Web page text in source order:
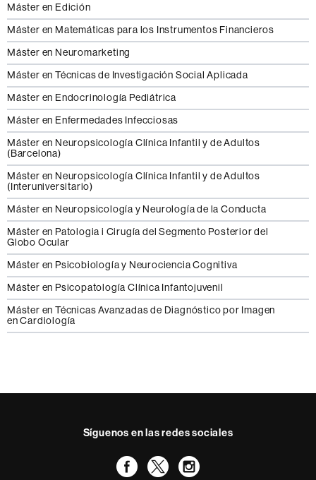
Máster en Edición
Máster en Matemáticas para los Instrumentos Financieros
Máster en Neuromarketing
Máster en Técnicas de Investigación Social Aplicada
Máster en Endocrinología Pediátrica
Máster en Enfermedades Infecciosas
Máster en Neuropsicología Clínica Infantil y de Adultos
(Barcelona)
Máster en Neuropsicología Clínica Infantil y de Adultos
(Interuniversitario)
Máster en Neuropsicología y Neurología de la Conducta
Máster en Patologia i Cirugía del Segmento Posterior del
Globo Ocular
Máster en Psicobiología y Neurociencia Cognitiva
Máster en Psicopatología Clínica Infantojuvenil
Máster en Técnicas Avanzadas de Diagnóstico por Imagen
en Cardiología
Síguenos en las redes sociales
Facebook
TwitterInstagram